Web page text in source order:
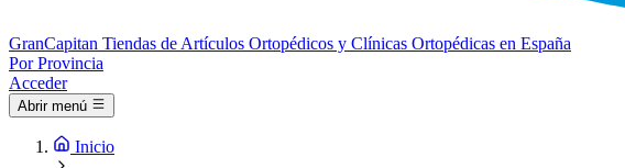
GranCapitan Tiendas de Artículos Ortopédicos y Clínicas Ortopédicas en España
Por Provincia
Acceder
Abrir menú
Inicio